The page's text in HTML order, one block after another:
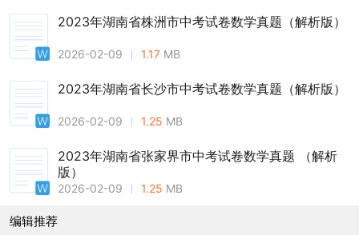
2023年湖南省株洲市中考试卷数学真题（解析版）
2026-02-09 1.17 MB
2023年湖南省长沙市中考试卷数学真题（解析版）
2026-02-09 1.25 MB
2023年湖南省张家界市中考试卷数学真题 （解析
版）
2026-02-09 1.25 MB
编辑推荐